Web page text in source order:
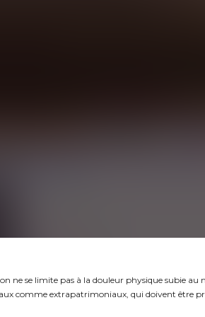
ne se limite pas à la douleur physique subie au
comme extrapatrimoniaux, qui doivent être